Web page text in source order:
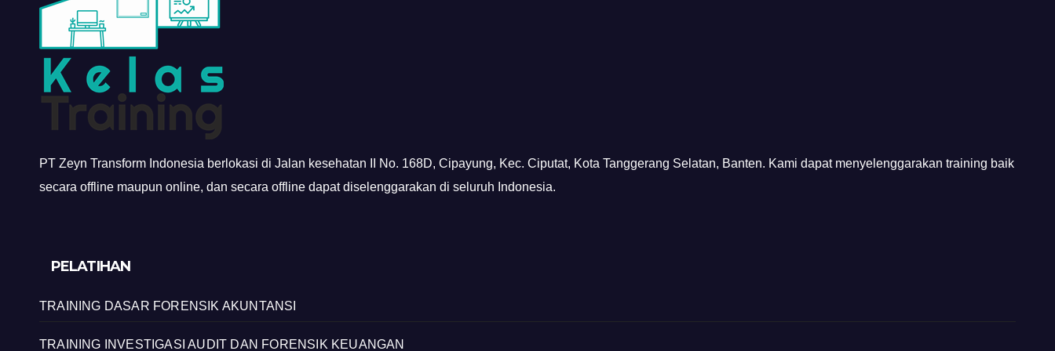
PT Zeyn Transform Indonesia berlokasi di Jalan kesehatan II No. 168D, Cipayung, Kec. Ciputat, Kota Tanggerang Selatan, Banten. Kami dapat menyelenggarakan training baik
secara offline maupun online, dan secara offline dapat diselenggarakan di seluruh Indonesia.
PELATIHAN
TRAINING DASAR FORENSIK AKUNTANSI
TRAINING INVESTIGASI AUDIT DAN FORENSIK KEUANGAN